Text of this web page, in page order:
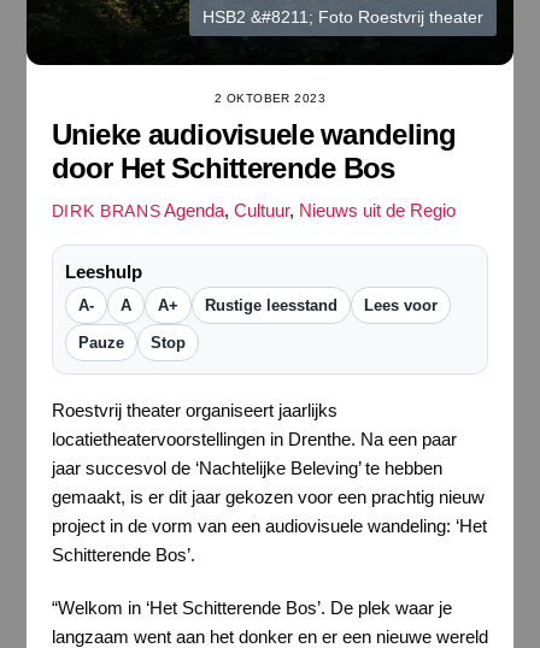
HSB2 &#8211; Foto Roestvrij theater
2 OKTOBER 2023
Unieke audiovisuele wandeling
door Het Schitterende Bos
DIRK BRANS Agenda,Cultuur, Nieuws uit de Regio
Leeshulp
A- A A+ Rustige leesstand Lees voor
Pauze Stop
Roestvrij theater organiseert jaarlijks
locatietheatervoorstellingen in Drenthe. Na een paar
jaar succesvol de ‘Nachtelijke Beleving’ te hebben
gemaakt, is er dit jaar gekozen voor een prachtig nieuw
project in de vorm van een audiovisuele wandeling: ‘Het
Schitterende Bos’.
“Welkom in ‘Het Schitterende Bos’. De plek waar je
langzaam went aan het donker en er een nieuwe wereld